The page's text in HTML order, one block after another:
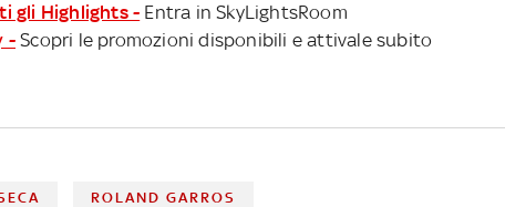
gli Highlights - Entra in SkyLightsRoom
-Scopri le promozioni disponibili e attivale subito
ROLAND GARROS